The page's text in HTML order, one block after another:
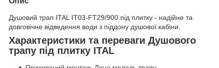
Душовий трап ITAL IT03-FT29/900 під плитку - надійне та
довговічне відведення води з піддону душової кабіни.
Характеристики та переваги Душового
трапу під плитку ITAL